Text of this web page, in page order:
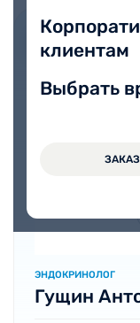
клиентам
Выбрать
ЭНДОКРИНОЛОГ
Гущин